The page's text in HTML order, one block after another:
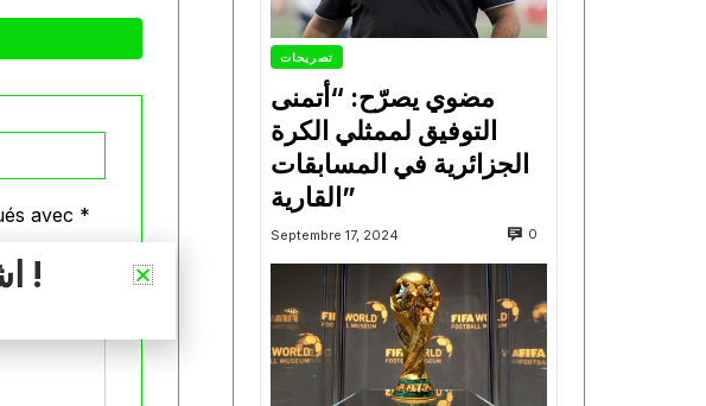
avec *
تصريحات
مضوي يصرّح: “أتمنى
التوفيق لممثلي الكرة
الجزائرية في المسابقات
القارية”
Septembre 17, 2024 0
اشترك في نشرتنا الإخبارية !